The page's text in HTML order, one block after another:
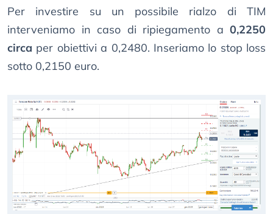
Per investire su un possibile rialzo di TIM
interveniamo in caso di ripiegamento a 0,2250
circa per obiettivi a 0,2480. Inseriamo lo stop loss
sotto 0,2150 euro.